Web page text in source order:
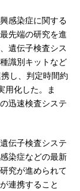
感染症に関する
先端の研究を進
遺伝子検査シス
識別キットなど
し、判定時間約
用化した。ま
迅速検査システ
伝子検査システ
染症などの最新
究が進められて
連携すること